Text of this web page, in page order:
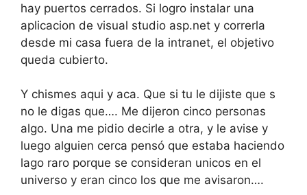
hay puertos cerrados. Si logro instalar una
aplicacion de visual studio asp.net y correrla
desde mi casa fuera de la intranet, el objetivo
queda cubierto.
Y chismes aqui y aca. Que si tu le dijiste que s
no le digas que…. Me dijeron cinco personas
algo. Una me pidio decirle a otra, y le avise y
luego alguien cerca pensó que estaba haciendo
lago raro porque se consideran unicos en el
universo y eran cinco los que me avisaron….